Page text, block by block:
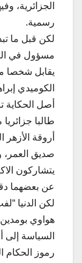
الجزائرية،
رسمية.
لكن قبل ما
مسؤول في
يقابل شخصا
الكوميدي
​أصل الحكاية
طالبا
أروقة
صديق العمر،
يتشاركون
عن بعضهما
​لكن الدنيا
هواوي
السياسة إلى
رموز الحكام